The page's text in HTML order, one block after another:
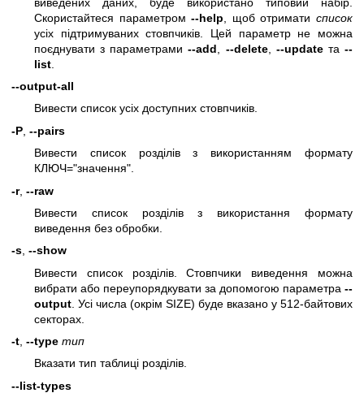
Скористайтеся параметром--help , щоб отриматисписок
усіх підтримуваних стовпчиків. Цей параметр не можна
поєднувати з параметрами--add --delete, --updateта--
list
--output-all
Вивести список усіх доступних стовпчиків.
-P --pairs
Вивести список розділів з використанням формату
КЛЮЧ="значення".
-r, --raw
Вивести список розділів з використання формату
виведення без обробки.
-s, --show
Вивести список розділів. Стовпчики виведення можна
вибрати або переупорядкувати за допомогою параметра --
output . Усі числа (окрім SIZE) буде вказано у 512-байтових
секторах.
-t --type тип
Вказати тип таблиці розділів.
--list-types